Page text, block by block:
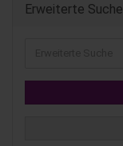
Erweiterte Suche